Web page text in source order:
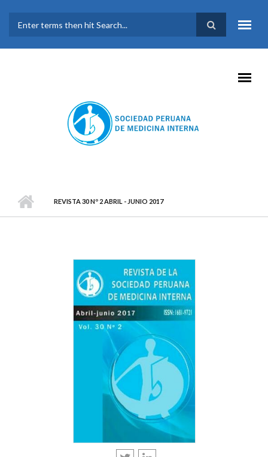
FORMULARIO DE
BÚSQUEDA
REVISTA 30 Nº 2 ABRIL - JUNIO 2017